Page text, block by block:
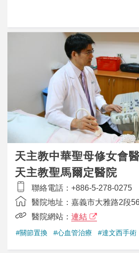
天主教中華聖母修女會
天主教聖馬爾定醫院
聯絡電話： +886-5-278-0275
醫院地址： 嘉義市大雅路2段
醫院網站： 連結
#關節置換 #心血管治療 #達文西手術